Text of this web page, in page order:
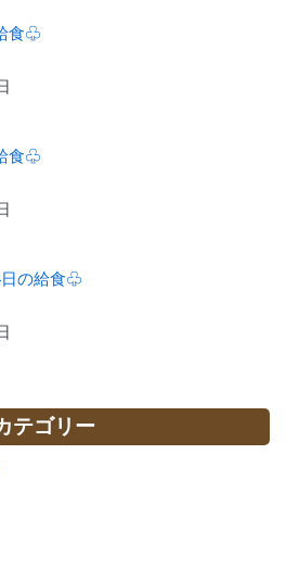
食♧
食♧
の給食♧
テゴリー